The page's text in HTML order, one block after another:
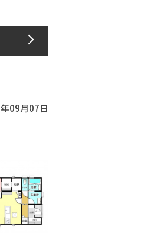
09月07日